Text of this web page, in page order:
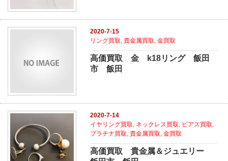
2020-7-15
リング買取,貴金属買取,金買取
高価買取 金 k18リング 飯田
市 飯田
2020-7-14
イヤリング買取, ネックレス買取, ピアス買取,
プラチナ買取,貴金属買取,金買取
高価買取 貴金属＆ジュエリー